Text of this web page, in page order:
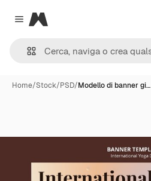
Close menu
Magnific
Home/Stock/PSD/Modello di banner gi…